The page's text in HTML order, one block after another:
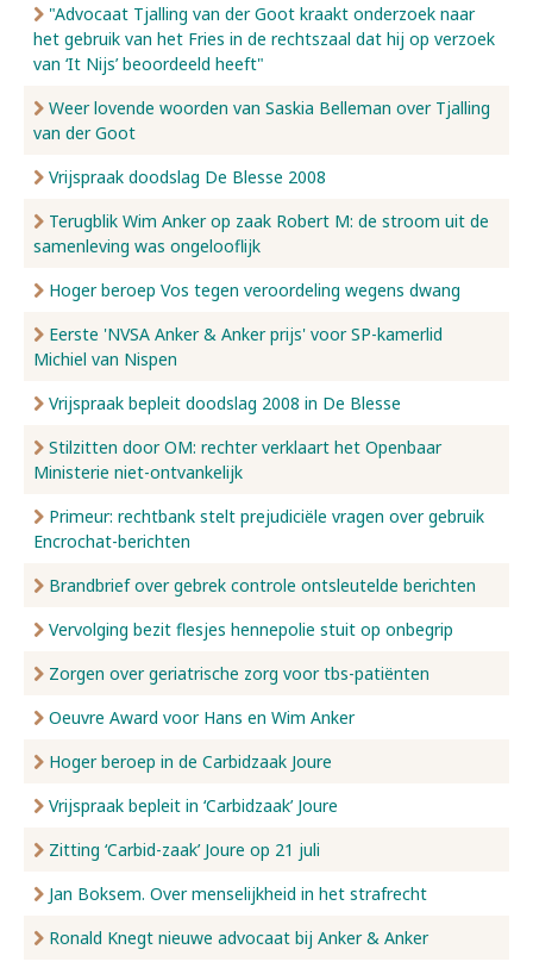
"Advocaat Tjalling van der Goot kraakt onderzoek naar
het gebruik van het Fries in de rechtszaal dat hij op verzoek
van ‘It Nijs’ beoordeeld heeft"
Weer lovende woorden van Saskia Belleman over Tjalling
van der Goot
Vrijspraak doodslag De Blesse 2008
Terugblik Wim Anker op zaak Robert M: de stroom uit de
samenleving was ongelooflijk
Hoger beroep Vos tegen veroordeling wegens dwang
Eerste 'NVSA Anker & Anker prijs' voor SP-kamerlid
Michiel van Nispen
Vrijspraak bepleit doodslag 2008 in De Blesse
Stilzitten door OM: rechter verklaart het Openbaar
Ministerie niet-ontvankelijk
Primeur: rechtbank stelt prejudiciële vragen over gebruik
Encrochat-berichten
Brandbrief over gebrek controle ontsleutelde berichten
Vervolging bezit flesjes hennepolie stuit op onbegrip
Zorgen over geriatrische zorg voor tbs-patiënten
Oeuvre Award voor Hans en Wim Anker
Hoger beroep in de Carbidzaak Joure
Vrijspraak bepleit in ‘Carbidzaak’ Joure
Zitting ‘Carbid-zaak’ Joure op 21 juli
Jan Boksem. Over menselijkheid in het strafrecht
Ronald Knegt nieuwe advocaat bij Anker & Anker